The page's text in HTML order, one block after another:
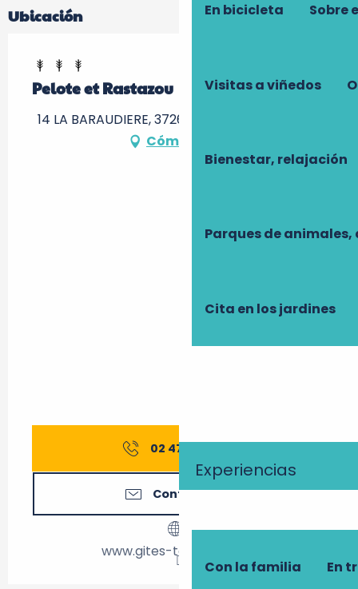
En bicicleta Sobre
Visitas a viñedos
Bienestar, relajación
Parques de
Cita en los jardines
Experiencias
Con la familia En
Ubicación
Pelote et Rastazou
14 LA BARAUDIERE, 37260 Artannes-sur-Indre
Cómo llegar
02 47 27 56
Contáctenos
www.gites-touraine.com